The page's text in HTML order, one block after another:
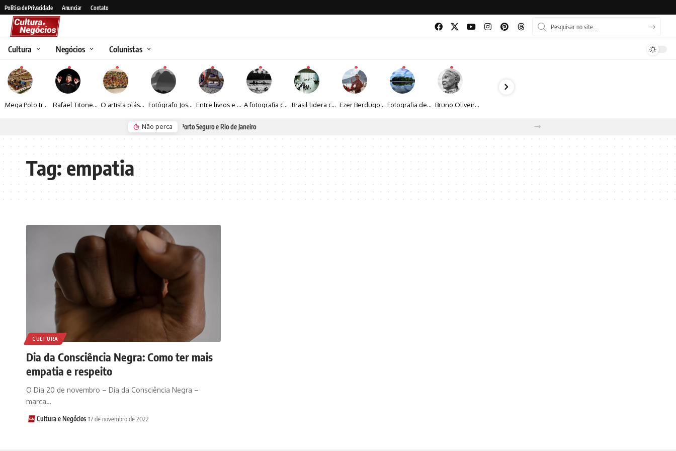
Política de Privacidade Anunciar Contato
Cultura Negócios Colunistas
Mega Polo transforma lançamento de coleção em plataforma nacional de negócios e projeta crescimento de mais de 15% Rafael Titonelly leva magia e acolhimento a crianças em tratamento oncológico em Juiz de Fora O artista plástico Jorge Luiz transforma sustentabilidade e criatividade em arte contemporânea Fotógrafo José Roberto apresenta um olhar sensível sobre arquitetura, formas e luz na fotografia Entre livros e fotografia autoral, Sebastião Reis consolida uma trajetória marcada pelo olhar artístico A fotografia contemporânea de Cynthia Feyh Jappur entre luz, movimento e arte Brasil lidera crescimento entre os 15 maiores mercados globais de viagens corporativas Ezer Berdugo transforma experiências multiculturais e memórias em narrativas visuais por meio da fotografia Fotografia de Fátima Carlini transforma paisagens naturais em experiências de contemplação Bruno Oliveira retrata o cotidiano urbano por meio da fotografia em preto e branco
Não perca Espraiada Festival 2026 aposta na cultura periférica para ampliar oportunidades na zona sul
Tag:empatia
CULTURA
Dia da Consciência Negra: Como ter mais
empatia e respeito
O Dia 20 de novembro – Dia da Consciência Negra –
marca…
Cultura e Negócios 17 de novembro de 2022